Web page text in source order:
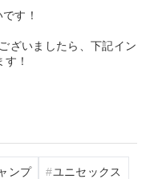
す！
ざいましたら、下記イン
！
ンプ ユニセックス